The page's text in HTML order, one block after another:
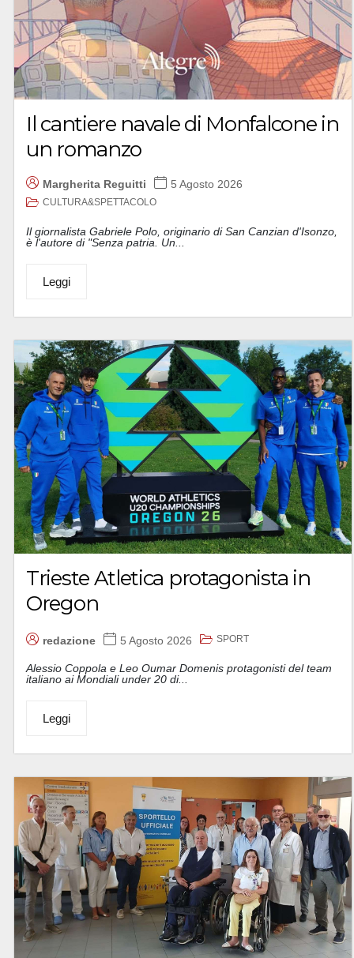
Il cantiere navale di Monfalcone in
un romanzo
Margherita Reguitti 5 Agosto 2026
CULTURA&SPETTACOLO
Il giornalista Gabriele Polo, originario di San Canzian d'Isonzo,
è l'autore di "Senza patria. Un...
Leggi
Trieste Atletica protagonista in
Oregon
redazione 5 Agosto 2026 SPORT
Alessio Coppola e Leo Oumar Domenis protagonisti del team
italiano ai Mondiali under 20 di...
Leggi